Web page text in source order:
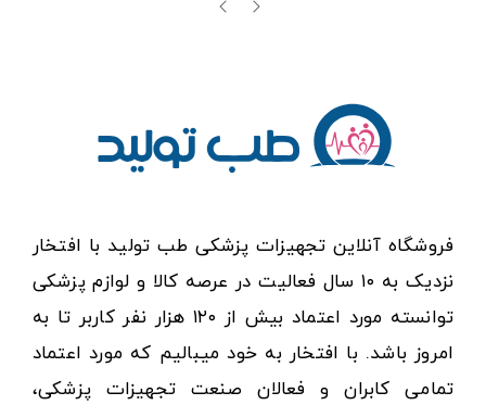
فروشگاه آنلاین تجهیزات پزشکی طب تولید با افتخار
نزدیک به ۱۰ سال فعالیت در عرصه کالا و لوازم پزشکی
توانسته مورد اعتماد بیش از ۱۲۰ هزار نفر کاربر تا به
امروز باشد. با افتخار به خود میبالیم که مورد اعتماد
تمامی کابران و فعالان صنعت تجهیزات پزشکی،